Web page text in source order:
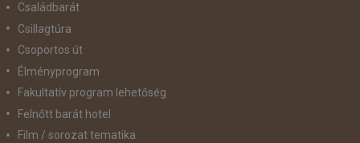
Családbarát
Csillagtúra
Csoportos út
Élményprogram
Fakultatív program lehetőség
Felnőtt barát hotel
Film / sorozat tematika